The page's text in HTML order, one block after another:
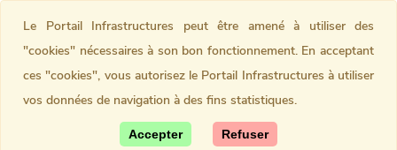
Le Portail Infrastructures peut être amené à utiliser des
"cookies" nécessaires à son bon fonctionnement. En acceptant
ces "cookies", vous autorisez le Portail Infrastructures à utiliser
vos données de navigation à des fins statistiques.
Accepter Refuser